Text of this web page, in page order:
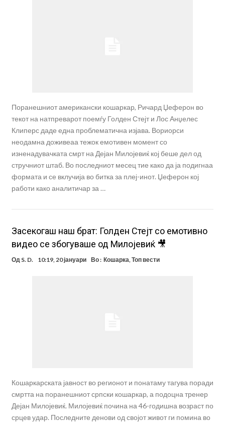
Поранешниот американски кошаркар, Ричард Џеферон во
текот на натпреварот поемѓу Голден Стејт и Лос Анџелес
Клиперс даде една проблематична изјава. Вориорси
неодамна доживеаа тежок емотивен момент со
изненадувачката смрт на Дејан Милојевиќ кој беше дел од
стручниот штаб. Во последниот месец тие како да ја подигнаа
формата и се вклучија во битка за плеј-инот. Џеферон кој
работи како аналитичар за …
Засекогаш наш брат: Голден Стејт со емотивно
видео се збогуваше од Милојевиќ 🎥
Од S. D. 10:19, 20 јануари Во : Кошарка Топ вести
Кошаркарската јавност во регионот и понатаму тагува поради
смртта на поранешниот српски кошаркар, а подоцна тренер
Дејан Милојевиќ. Милојевиќ почина на 46-годишна возраст по
срцев удар. Последните денови од својот живот ги помина во